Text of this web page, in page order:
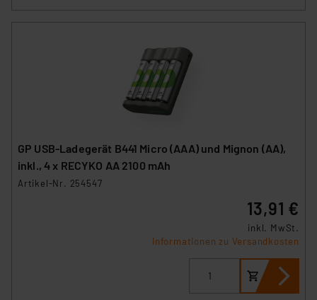
GP USB-Ladegerät B441 Micro (AAA) und Mignon (AA),
inkl., 4 x RECYKO AA 2100 mAh
Artikel-Nr. 254547
13,91 €
inkl. MwSt.
Informationen zu Versandkosten